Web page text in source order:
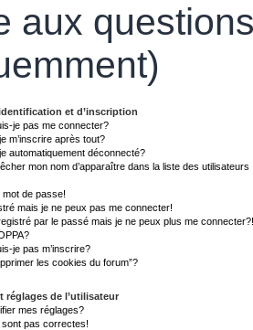
aux
et d’inscription
je pas me connecter?
m’inscrire après tout?
automatiquement déconnecté?
mon nom d’apparaître dans la liste des utilisateurs
mot de passe!
mais je ne peux pas me connecter!
par le passé mais je ne peux plus me connecter?!
je pas m’inscrire?
les cookies du forum”?
réglages de l’utilisateur
mes réglages?
pas correctes!